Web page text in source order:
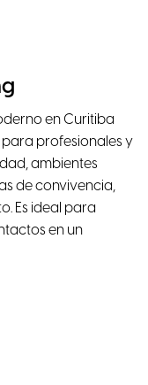
en Curitiba
profesionales y
ambientes
de convivencia,
Es ideal para
en un